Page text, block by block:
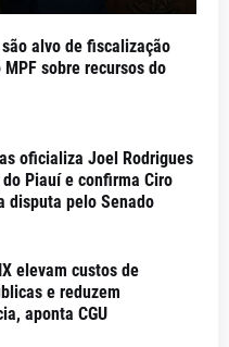
alvo de fiscalização
sobre recursos do
oficializa Joel Rodrigues
do Piauí e confirma Ciro
disputa pelo Senado
elevam custos de
e reduzem
aponta CGU